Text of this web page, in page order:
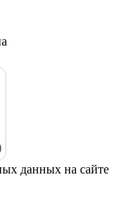
данных на сайте